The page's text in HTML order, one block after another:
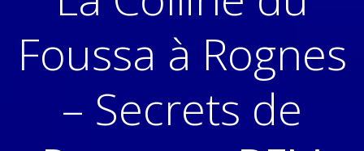
Foussa à Rognes
– Secrets de